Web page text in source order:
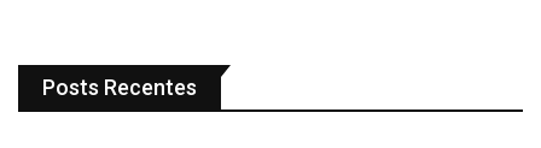
Posts Recentes